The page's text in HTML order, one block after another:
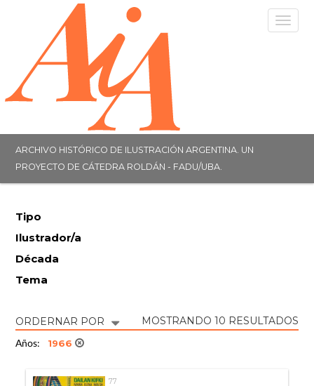
ARCHIVO HISTÓRICO DE ILUSTRACIÓN ARGENTINA. UN
PROYECTO DE CÁTEDRA ROLDÁN - FADU/UBA.
Tipo
Ilustrador/a
Década
Tema
ORDERNAR POR MOSTRANDO 10 RESULTADOS
Años: 1966
77